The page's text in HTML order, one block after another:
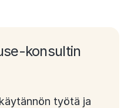
konsultin
työtä ja